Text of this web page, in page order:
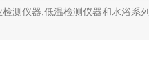
测仪器,低温检测仪器和水浴系列